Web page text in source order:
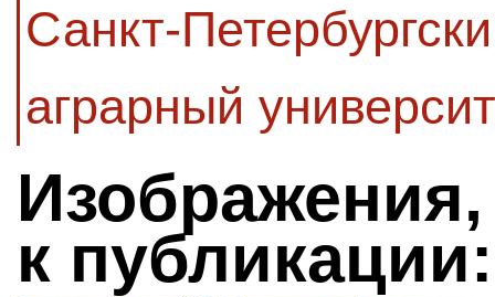
Санкт-
аграрный
к публикации: